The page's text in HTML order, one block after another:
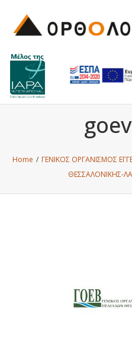
Home / ΓΕΝΙΚΟΣ ΟΡΓΑΝΙΣΜΟΣ
ΘΕΣΣΑΛΟΝΙΚΗΣ-